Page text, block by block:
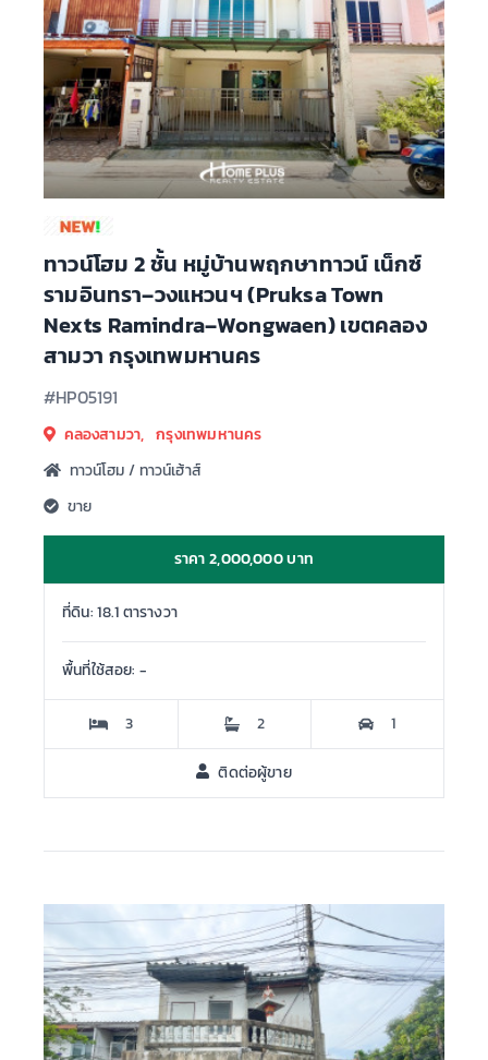
ทาวน์โฮม 2 ชั้น หมู่บ้านพฤกษาทาวน์ เน็กซ์
รามอินทรา–วงแหวนฯ (Pruksa Town
Nexts Ramindra–Wongwaen) เขตคลอง
สามวา กรุงเทพมหานคร
#HP05191
คลองสามวา, กรุงเทพมหานคร
ทาวน์โฮม / ทาวน์เฮ้าส์
ขาย
ราคา 2,000,000 บาท
ที่ดิน: 18.1 ตารางวา
พื้นที่ใช้สอย: -
3 2 1
ติดต่อผู้ขาย